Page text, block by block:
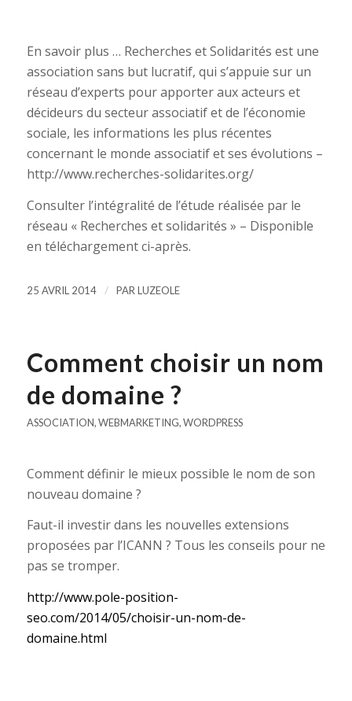
En savoir plus … Recherches et Solidarités est une
association sans but lucratif, qui s’appuie sur un
réseau d’experts pour apporter aux acteurs et
décideurs du secteur associatif et de l’économie
sociale, les informations les plus récentes
concernant le monde associatif et ses évolutions –
http://www.recherches-solidarites.org/
Consulter l’intégralité de l’étude réalisée par le
réseau « Recherches et solidarités » – Disponible
en téléchargement ci-après.
25 AVRIL 2014 / PARLUZEOLE
Comment choisir un nom
de domaine ?
ASSOCIATION,WEBMARKETING,WORDPRESS
Comment définir le mieux possible le nom de son
nouveau domaine ?
Faut-il investir dans les nouvelles extensions
proposées par l’ICANN ? Tous les conseils pour ne
pas se tromper.
http://www.pole-position-
seo.com/2014/05/choisir-un-nom-de-
domaine.html